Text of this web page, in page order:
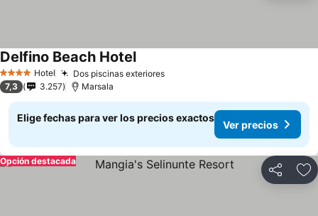
4 EstrellasHotel Dos piscinas exterioresVer precios
Delfino Beach HotelVer precios
7,3 3.257 Marsala
Elige fechas para ver los precios exactos
Ver precios
Compartir
Opción destacada